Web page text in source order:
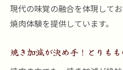
とりももを通じた文
焼肉と共に味わう黒
黒川駅でとりももに出会
現代の味覚の融合を体現して
焼肉体験を提供しています。
焼き加減が決め手！とりも